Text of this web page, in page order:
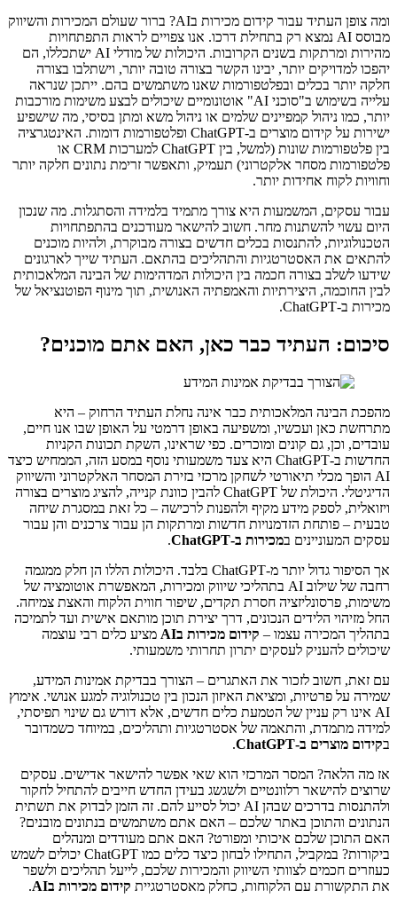
ומה צופן העתיד עבור קידום מכירות בAI? ברור שעולם המכירות והשיווק
מבוסס AI נמצא רק בתחילת דרכו. אנו צפויים לראות התפתחויות
מהירות ומרתקות בשנים הקרובות. היכולות של מודלי AI ישתכללו, הם
יהפכו למדויקים יותר, יבינו הקשר בצורה טובה יותר, וישתלבו בצורה
חלקה יותר בכלים ובפלטפורמות שאנו משתמשים בהם. ייתכן שנראה
עלייה בשימוש ב"סוכני AI" אוטונומיים שיכולים לבצע משימות מורכבות
יותר, כמו ניהול קמפיינים שלמים או ניהול משא ומתן בסיסי, מה שישפיע
ישירות על קידום מוצרים ב-ChatGPT ופלטפורמות דומות. האינטגרציה
בין פלטפורמות שונות (למשל, בין ChatGPT למערכות CRM או
פלטפורמות מסחר אלקטרוני) תעמיק, ותאפשר זרימת נתונים חלקה יותר
וחוויות לקוח אחידות יותר.
עבור עסקים, המשמעות היא צורך מתמיד בלמידה והסתגלות. מה שנכון
היום עשוי להשתנות מחר. חשוב להישאר מעודכנים בהתפתחויות
הטכנולוגיות, להתנסות בכלים חדשים בצורה מבוקרת, ולהיות מוכנים
להתאים את האסטרטגיות והתהליכים בהתאם. העתיד שייך לארגונים
שידעו לשלב בצורה חכמה בין היכולות המדהימות של הבינה המלאכותית
לבין החוכמה, היצירתיות והאמפתיה האנושית, תוך מינוף הפוטנציאל של
מכירות ב-ChatGPT.
סיכום: העתיד כבר כאן, האם אתם מוכנים?
מהפכת הבינה המלאכותית כבר אינה נחלת העתיד הרחוק – היא
מתרחשת כאן ועכשיו, ומשפיעה באופן דרמטי על האופן שבו אנו חיים,
עובדים, וכן, גם קונים ומוכרים. כפי שראינו, השקת תכונות הקניות
החדשות ב-ChatGPT היא צעד משמעותי נוסף במסע הזה, הממחיש כיצד
AI הופך מכלי תיאורטי לשחקן מרכזי בזירת המסחר האלקטרוני והשיווק
הדיגיטלי. היכולת של ChatGPT להבין כוונת קנייה, להציג מוצרים בצורה
ויזואלית, לספק מידע מקיף ולהפנות לרכישה – כל זאת במסגרת שיחה
טבעית – פותחת הזדמנויות חדשות ומרתקות הן עבור צרכנים והן עבור
עסקים המעוניינים במכירות ב-ChatGPT
.
אך הסיפור גדול יותר מ-ChatGPT בלבד. היכולות הללו הן חלק ממגמה
רחבה של שילוב AI בתהליכי שיווק ומכירות, המאפשרת אוטומציה של
משימות, פרסונליזציה חסרת תקדים, שיפור חווית הלקוח והאצת צמיחה.
החל מזיהוי הלידים הנכונים, דרך יצירת תוכן מותאם אישית ועד לתמיכה
בתהליך המכירה עצמו – קידום מכירות בAI
מציע כלים רבי עוצמה
שיכולים להעניק לעסקים יתרון תחרותי משמעותי.
עם זאת, חשוב לזכור את האתגרים – הצורך בבדיקת אמינות המידע,
שמירה על פרטיות, ומציאת האיזון הנכון בין טכנולוגיה למגע אנושי. אימוץ
AI אינו רק עניין של הטמעת כלים חדשים, אלא דורש גם שינוי תפיסתי,
למידה מתמדת, והתאמה של אסטרטגיות ותהליכים, במיוחד כשמדובר
בקידום מוצרים ב-ChatGPT
.
אז מה הלאה? המסר המרכזי הוא שאי אפשר להישאר אדישים. עסקים
שרוצים להישאר רלוונטיים ולשגשג בעידן החדש חייבים להתחיל לחקור
ולהתנסות בדרכים שבהן AI יכול לסייע להם. זה הזמן לבדוק את תשתית
הנתונים והתוכן באתר שלכם – האם אתם משתמשים בנתונים מובנים?
האם התוכן שלכם איכותי ומפורט? האם אתם מעודדים ומנהלים
ביקורות? במקביל, התחילו לבחון כיצד כלים כמו ChatGPT יכולים לשמש
כעוזרים חכמים לצוותי השיווק והמכירות שלכם, לייעל תהליכים ולשפר
את התקשורת עם הלקוחות, כחלק מאסטרטגיית קידום מכירות בAI
.